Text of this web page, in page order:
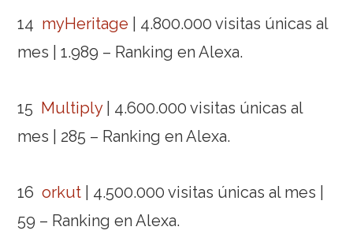
14 myHeritage | 4.800.000 visitas únicas al
mes | 1.989 – Ranking en Alexa.
15 Multiply| 4.600.000 visitas únicas al
mes | 285 – Ranking en Alexa.
16orkut | 4.500.000 visitas únicas al mes |
59 – Ranking en Alexa.